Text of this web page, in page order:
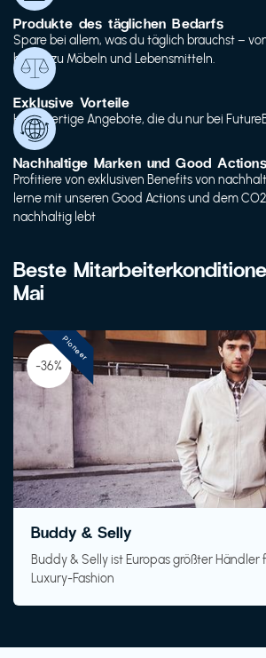
Produkte des täglichen Bedarfs
Spare bei allem, was du täglich brauchst –
bis hin zu Möbeln und Lebensmitteln.
Exklusive Vorteile
Hochwertige Angebote, die du nur bei
Nachhaltige Marken und Good Actions
Profitiere von exklusiven Benefits von
lerne mit unseren Good Actions und dem
nachhaltig lebt
Beste
Mai
-36%
Buddy & Selly
Buddy & Selly ist Europas größter Händler
Luxury-Fashion
Pioneer